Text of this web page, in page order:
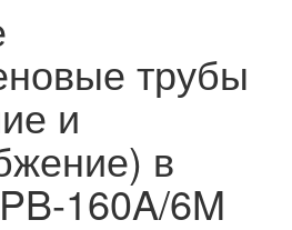
трубы
и
в
160A/6M